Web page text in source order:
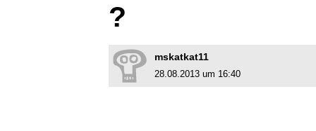
?
mskatkat11
28.08.2013 um 16:40